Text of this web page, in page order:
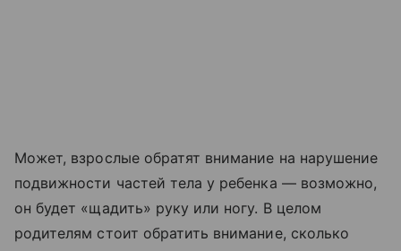
Может, взрослые обратят внимание на нарушение
подвижности частей тела у ребенка — возможно,
он будет «щадить» руку или ногу. В целом
родителям стоит обратить внимание, сколько